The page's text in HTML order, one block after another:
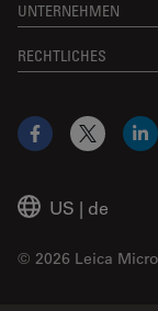
UNTERNEHMEN
RECHTLICHES
US | de
© 2026 Leica
Facebook
X